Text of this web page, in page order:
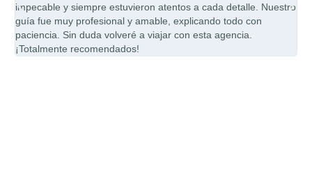
impecable y siempre estuvieron atentos a cada detalle. Nuestro
guía fue muy profesional y amable, explicando todo con
paciencia. Sin duda volveré a viajar con esta agencia.
¡Totalmente recomendados!